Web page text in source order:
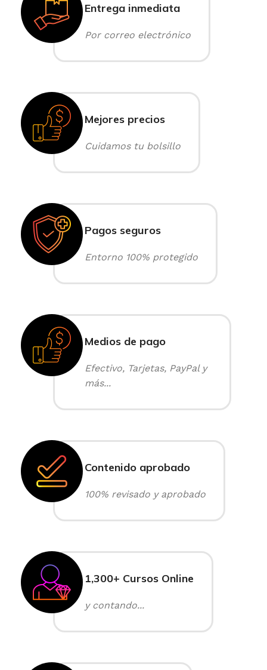
Entrega inmediata
Por correo electrónico
Mejores precios
Cuidamos tu bolsillo
Pagos seguros
Entorno 100% protegido
Medios de pago
Efectivo, Tarjetas, PayPal y
más...
Contenido aprobado
100% revisado y aprobado
1,300+ Cursos Online
y contando...